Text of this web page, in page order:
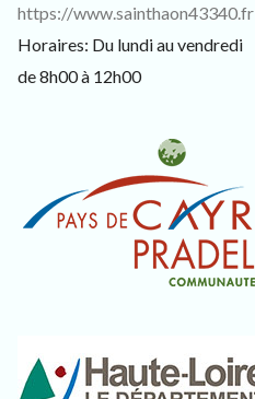
https://www.sainthaon43340.fr
Horaires: Du lundi au vendredi
de 8h00 à 12h00